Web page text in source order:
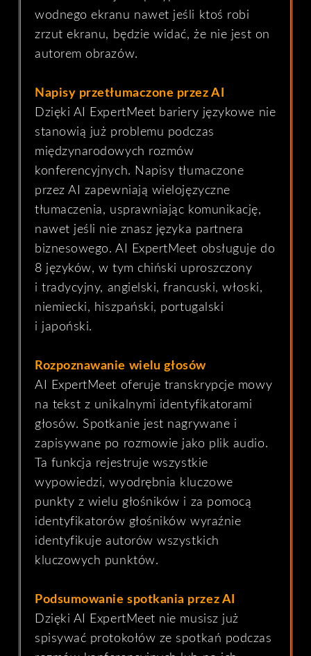
wodnego ekranu nawet jeśli ktoś robi
zrzut ekranu, będzie widać, że nie jest on
autorem obrazów.
Napisy przetłumaczone przez AI
Dzięki AI ExpertMeet bariery językowe nie
stanowią już problemu podczas
międzynarodowych rozmów
konferencyjnych. Napisy tłumaczone
przez AI zapewniają wielojęzyczne
tłumaczenia, usprawniając komunikację,
nawet jeśli nie znasz języka partnera
biznesowego. AI ExpertMeet obsługuje do
8 języków, w tym chiński uproszczony
i tradycyjny, angielski, francuski, włoski,
niemiecki, hiszpański, portugalski
i japoński.
Rozpoznawanie wielu głosów
AI ExpertMeet oferuje transkrypcje mowy
na tekst z unikalnymi identyfikatorami
głosów. Spotkanie jest nagrywane i
zapisywane po rozmowie jako plik audio.
Ta funkcja rejestruje wszystkie
wypowiedzi, wyodrębnia kluczowe
punkty z wielu głośników i za pomocą
identyfikatorów głośników wyraźnie
identyfikuje autorów wszystkich
kluczowych punktów.
Podsumowanie spotkania przez AI
Dzięki AI ExpertMeet nie musisz już
spisywać protokołów ze spotkań podczas